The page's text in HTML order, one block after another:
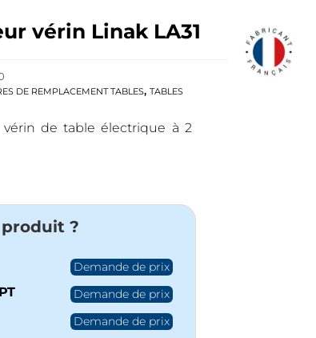
vérin Linak LA31
DE REMPLACEMENT TABLES,TABLES
vérin de table électrique à 2
?
Demande de prix
Demande de prix
Demande de prix